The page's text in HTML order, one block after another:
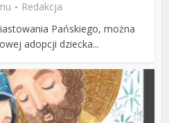
Redakcja
Pańskiego, można
adopcji dziecka...